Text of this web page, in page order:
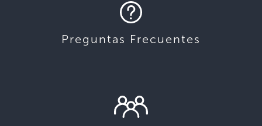
Preguntas Frecuentes